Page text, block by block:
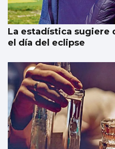
La estadística sugiere
el día del eclipse